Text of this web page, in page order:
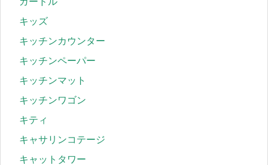
キッズ
キッチンカウンター
キッチンペーパー
キッチンマット
キッチンワゴン
キティ
キャサリンコテージ
キャットタワー